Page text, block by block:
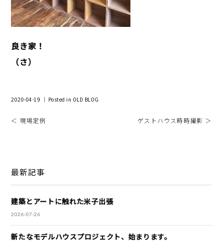
良き家！
（さ）
2020-04-19 ｜ Posted in OLD BLOG
＜ 現場定例 ゲストハウス時時撮影 ＞
最新記事
建築とアートに触れた米子出張
2026-07-26
新たなモデルハウスプロジェクト、始まります。